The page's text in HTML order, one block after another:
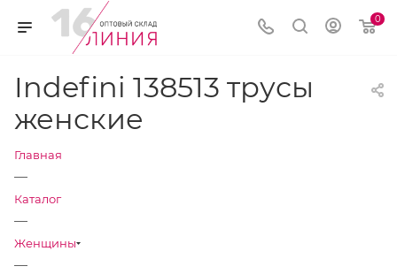
0
Indefini 138513 трусы
женские
Главная
—
Каталог
—
Женщины
—